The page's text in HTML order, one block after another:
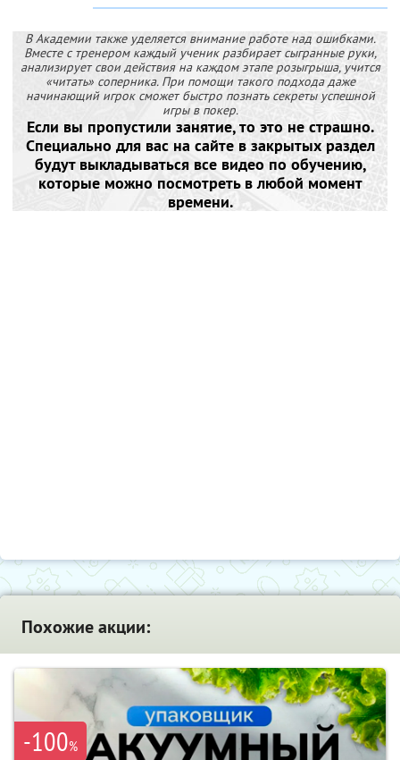
В Академии также уделяется внимание работе над ошибками.
Вместе с тренером каждый ученик разбирает сыгранные руки,
анализирует свои действия на каждом этапе розыгрыша, учится
«читать» соперника. При помощи такого подхода даже
начинающий игрок сможет быстро познать секреты успешной
игры в покер.
Если вы пропустили занятие, то это не страшно.
Специально для вас на сайте в закрытых раздел
будут выкладываться все видео по обучению,
которые можно посмотреть в любой момент
времени.
Похожие акции:
-100%